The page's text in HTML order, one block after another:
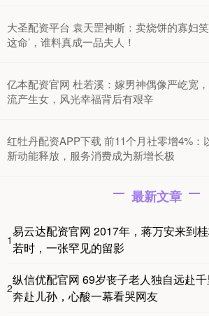
大圣配资平台 袁天罡神断：卖烧饼的寡妇笑
这命’，谁料真成一品夫人！
亿本配资官网 杜若溪：嫁男神偶像严屹宽
流产生女，风光幸福背后有艰辛
红牡丹配资APP下载 前11个月社零增4%：
新动能释放，服务消费成为新增长极
最新文章
1
易云达配资官网 2017年，蒋万安来到
若时，一张罕见的留影
2
纵信优配官网 69岁丧子老人独自远赴
奔赴儿孙，心酸一幕看哭网友